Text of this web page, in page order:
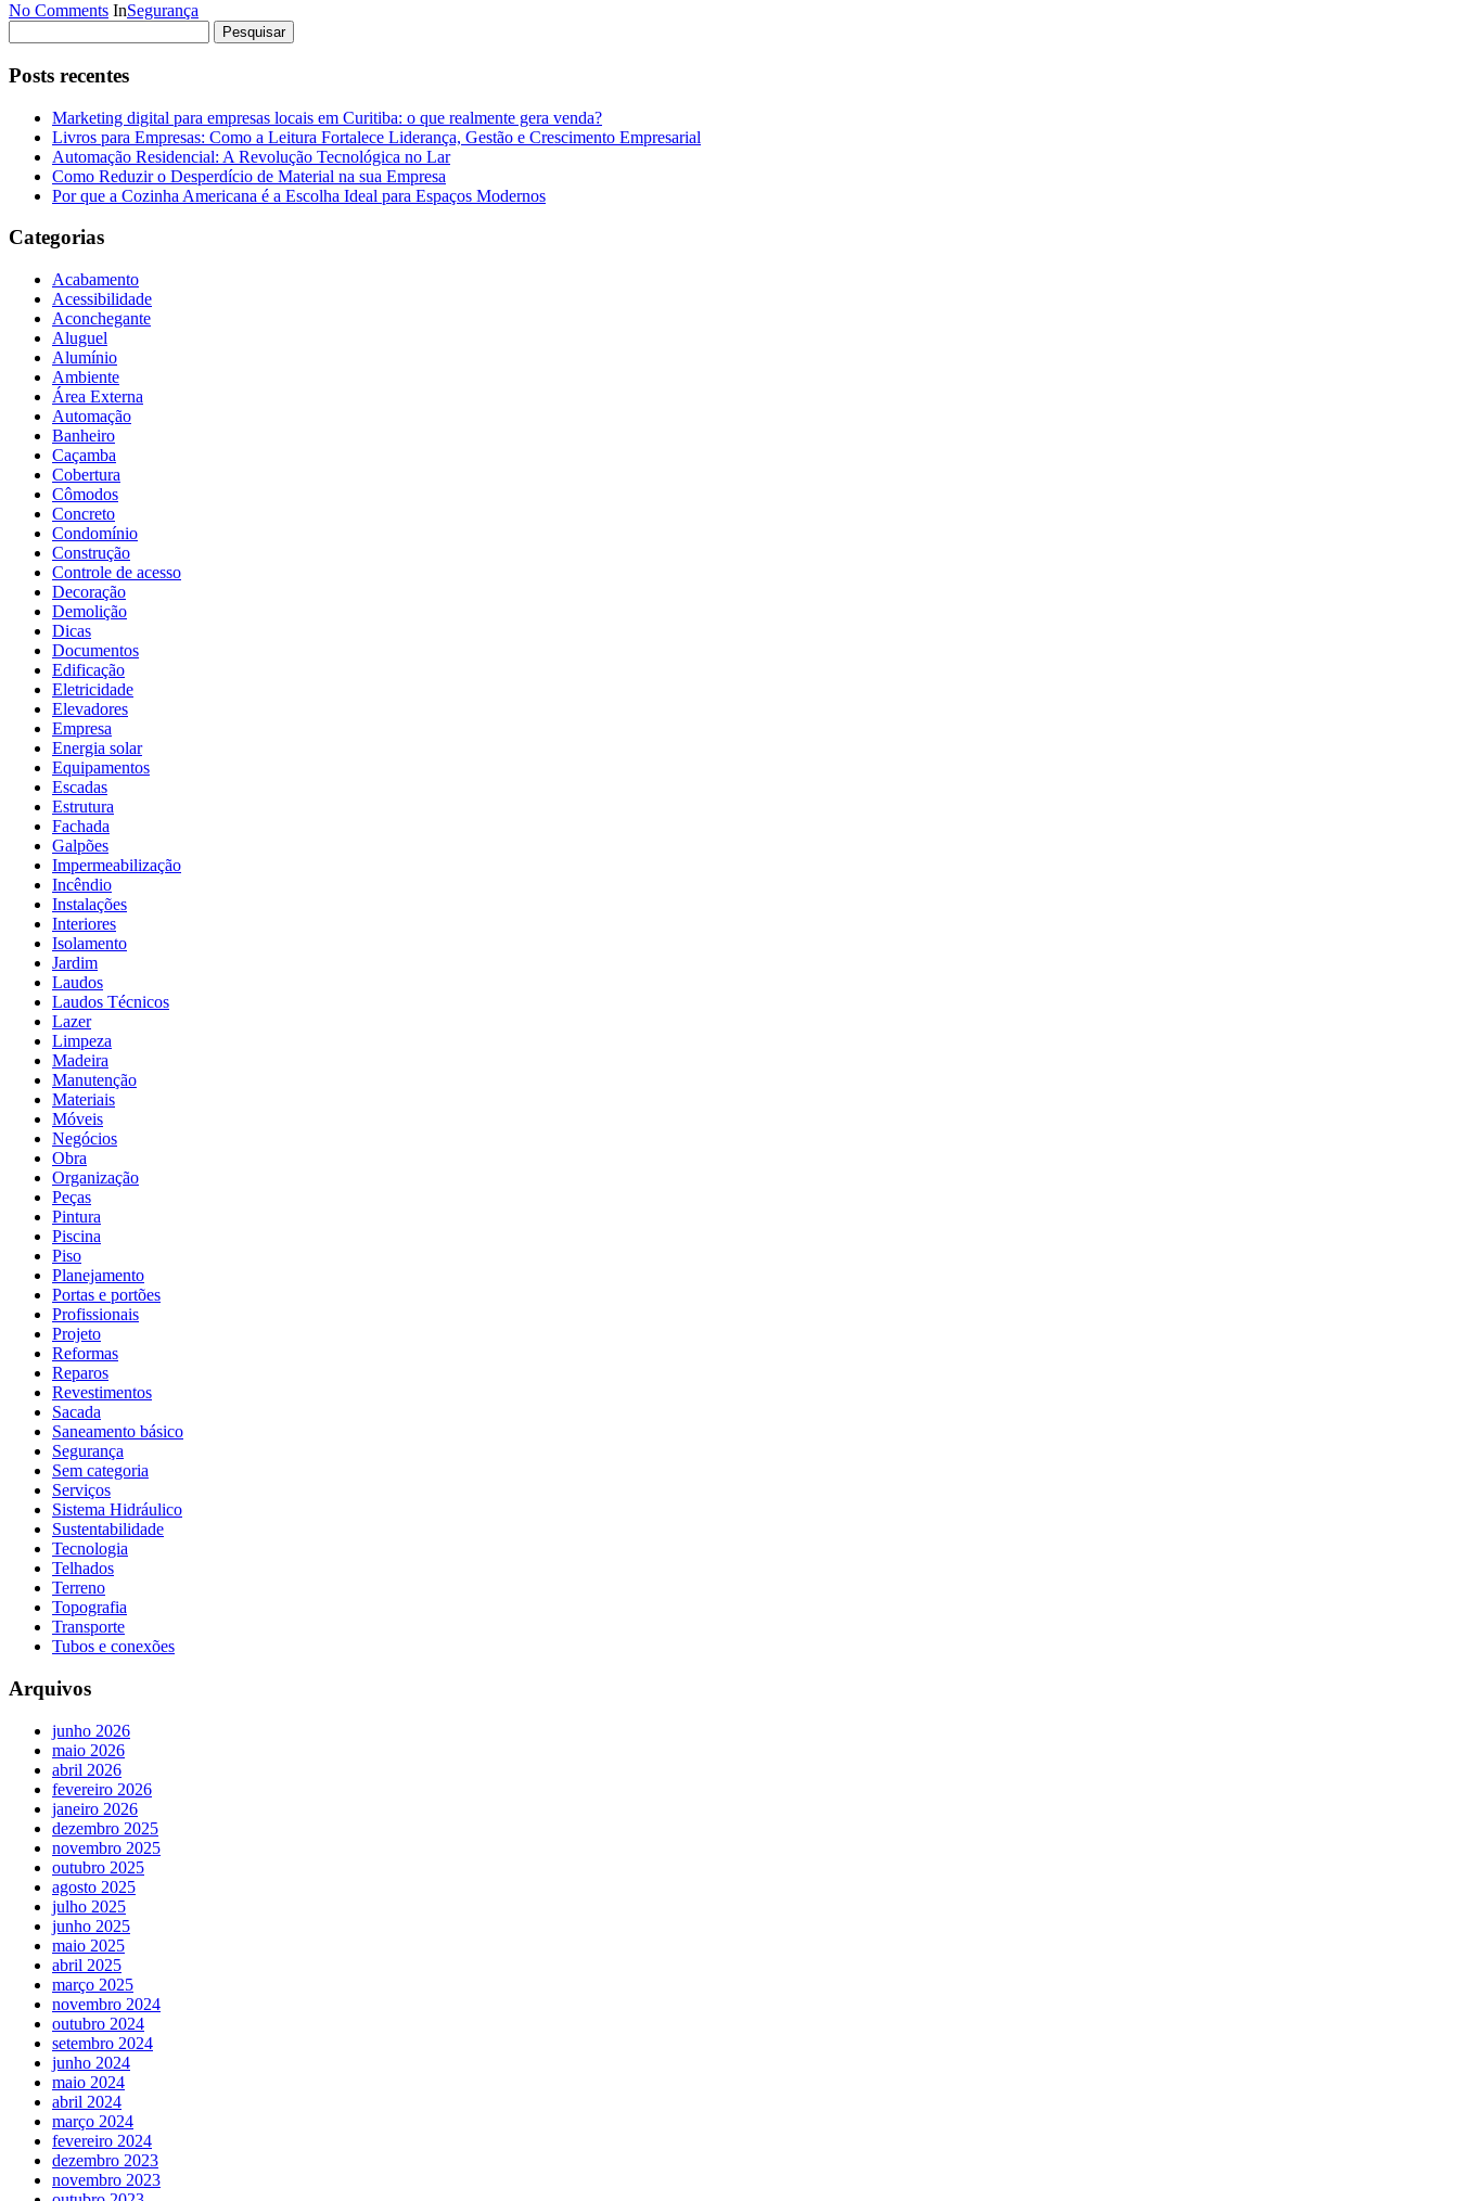
No Comments InSegurança
por:
Posts recentes
Marketing digital para empresas locais em Curitiba: o que realmente gera venda?
Livros para Empresas: Como a Leitura Fortalece Liderança, Gestão e Crescimento Empresarial
Automação Residencial: A Revolução Tecnológica no Lar
Como Reduzir o Desperdício de Material na sua Empresa
Por que a Cozinha Americana é a Escolha Ideal para Espaços Modernos
Categorias
Acabamento
Acessibilidade
Aconchegante
Aluguel
Alumínio
Ambiente
Área Externa
Automação
Banheiro
Caçamba
Cobertura
Cômodos
Concreto
Condomínio
Construção
Controle de acesso
Decoração
Demolição
Dicas
Documentos
Edificação
Eletricidade
Elevadores
Empresa
Energia solar
Equipamentos
Escadas
Estrutura
Fachada
Galpões
Impermeabilização
Incêndio
Instalações
Interiores
Isolamento
Jardim
Laudos
Laudos Técnicos
Lazer
Limpeza
Madeira
Manutenção
Materiais
Móveis
Negócios
Obra
Organização
Peças
Pintura
Piscina
Piso
Planejamento
Portas e portões
Profissionais
Projeto
Reformas
Reparos
Revestimentos
Sacada
Saneamento básico
Segurança
Sem categoria
Serviços
Sistema Hidráulico
Sustentabilidade
Tecnologia
Telhados
Terreno
Topografia
Transporte
Tubos e conexões
Arquivos
junho 2026
maio 2026
abril 2026
fevereiro 2026
janeiro 2026
dezembro 2025
novembro 2025
outubro 2025
agosto 2025
julho 2025
junho 2025
maio 2025
abril 2025
março 2025
novembro 2024
outubro 2024
setembro 2024
junho 2024
maio 2024
abril 2024
março 2024
fevereiro 2024
dezembro 2023
novembro 2023